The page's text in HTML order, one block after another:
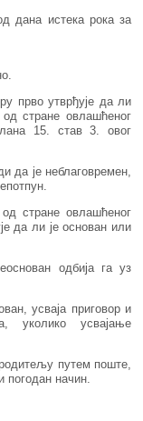
дана истека рока за
прво утврђује да ли
стране овлашћеног
15. став 3. овог
да је неблаговремен,
од стране овлашћеног
да ли је основан или
одбија га уз
усваја приговор и
уколико усвајање
путем поште,
погодан начин.